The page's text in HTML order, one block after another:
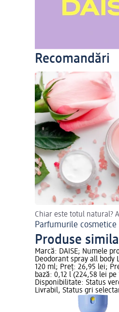
Recomandări
Chiar este totul natural?
Parfumurile
Produse
Marcă: DAISE; Numele
Deodorant spray all body
120 ml; Preț: 26,95 lei;
bază: 0,12 l (224,58 lei pe
Disponibilitate: Status
Livrabil, Status gri